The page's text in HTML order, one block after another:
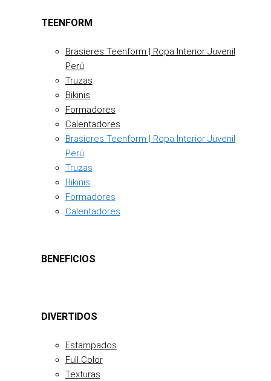
TEENFORM
Brasieres Teenform | Ropa Interior Juvenil
Perú
Truzas
Bikinis
Formadores
Calentadores
Brasieres Teenform | Ropa Interior Juvenil
Perú
Truzas
Bikinis
Formadores
Calentadores
BENEFICIOS
DIVERTIDOS
Estampados
Full Color
Texturas